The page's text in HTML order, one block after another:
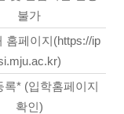
불가
홈페이지(https://ip
록* (입학홈페이지
확인)